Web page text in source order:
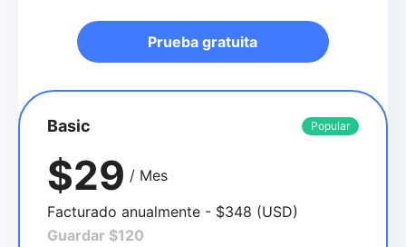
Prueba gratuita
Basic Popular
$29 / Mes
Facturado anualmente - $348 (USD)
Guardar $120